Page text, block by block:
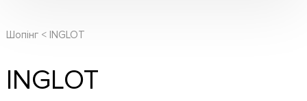
Шопінг INGLOT
INGLOT